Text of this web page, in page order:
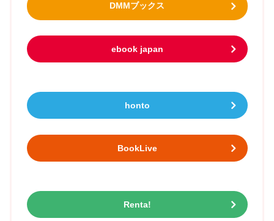
DMMブックス
ebook japan
honto
BookLive
Renta!